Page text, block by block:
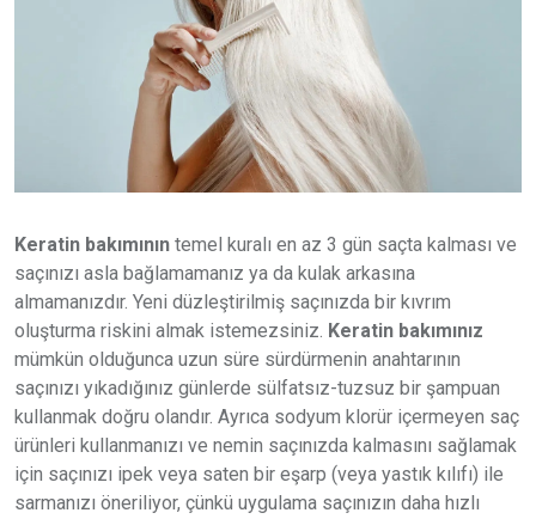
Keratin bakımının temel kuralı en az 3 gün saçta kalması ve
saçınızı asla bağlamamanız ya da kulak arkasına
almamanızdır. Yeni düzleştirilmiş saçınızda bir kıvrım
oluşturma riskini almak istemezsiniz. Keratin bakımınız
mümkün olduğunca uzun süre sürdürmenin anahtarının
saçınızı yıkadığınız günlerde sülfatsız-tuzsuz bir şampuan
kullanmak doğru olandır. Ayrıca sodyum klorür içermeyen saç
ürünleri kullanmanızı ve nemin saçınızda kalmasını sağlamak
için saçınızı ipek veya saten bir eşarp (veya yastık kılıfı) ile
sarmanızı öneriliyor, çünkü uygulama saçınızın daha hızlı